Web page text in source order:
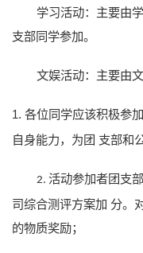
学习活动：主要由
支部同学参加。
文娱活动：主要由
1. 各位同学应该积极参
自身能力，为团 支部和
2. 活动参加者团支
司综合测评方案加 分。
的物质奖励；